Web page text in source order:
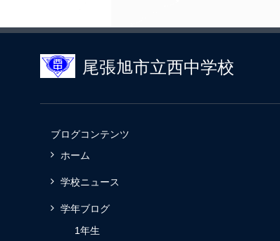
尾張旭市立西中学校
ブログコンテンツ
ホーム
学校ニュース
学年ブログ
1年生